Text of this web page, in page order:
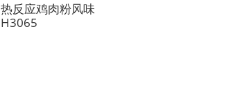
热反应鸡肉粉风味
H3065